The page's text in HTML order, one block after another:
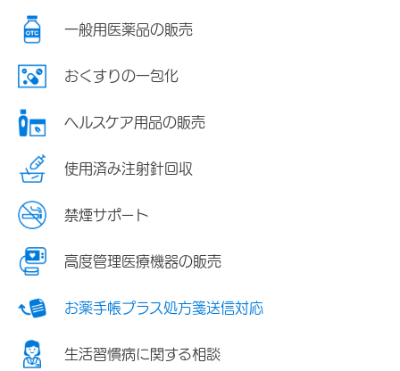
一般用医薬品の販売
おくすりの一包化
ヘルスケア用品の販売
使用済み注射針回収
禁煙サポート
高度管理医療機器の販売
お薬手帳プラス処方箋送信対応
生活習慣病に関する相談